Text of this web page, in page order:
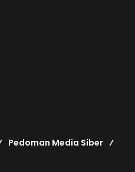
Pedoman Media Siber